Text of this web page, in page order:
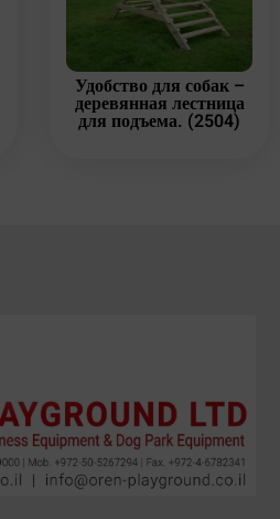
Удобство для собак –
деревянная лестница
для подъема. (2504)